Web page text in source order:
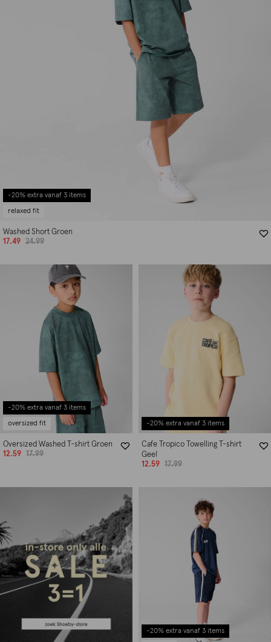
-20% extra vanaf 3 items
relaxed fit
Washed Short Groen
17.49
24.99
-20% extra vanaf 3 items
oversized fit
Oversized Washed T-shirt Groen
12.59
17.99
-20% extra vanaf 3 items
Cafe Tropico Towelling T-shirt
Geel
12.59
17.99
-20% extra vanaf 3 items